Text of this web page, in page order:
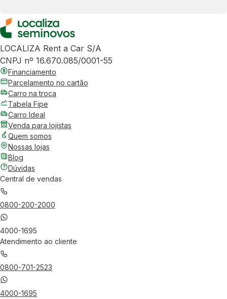
LOCALIZA Rent a Car S/A
CNPJ nº 16.670.085/0001-55
Financiamento
Parcelamento no cartão
Carro na troca
Tabela Fipe
Carro Ideal
Venda para lojistas
Quem somos
Nossas lojas
Blog
Dúvidas
Central de vendas
0800-200-2000
4000-1695
Atendimento ao cliente
0800-701-2523
4000-1695